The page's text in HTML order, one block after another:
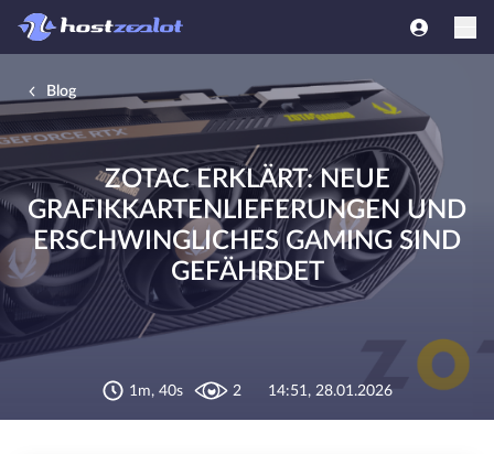
Blog
ZOTAC ERKLÄRT: NEUE
GRAFIKKARTENLIEFERUNGEN UND
ERSCHWINGLICHES GAMING SIND
GEFÄHRDET
1m, 40s 2 14:51, 28.01.2026